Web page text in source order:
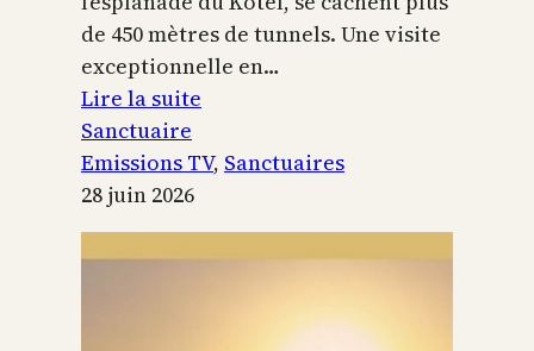
de 450 mètres de tunnels. Une visite
exceptionnelle en…
Lire la suite
Temple
Jérusalem
Sanctuaire
Emissions TV, Sanctuaires
28 juin 2026